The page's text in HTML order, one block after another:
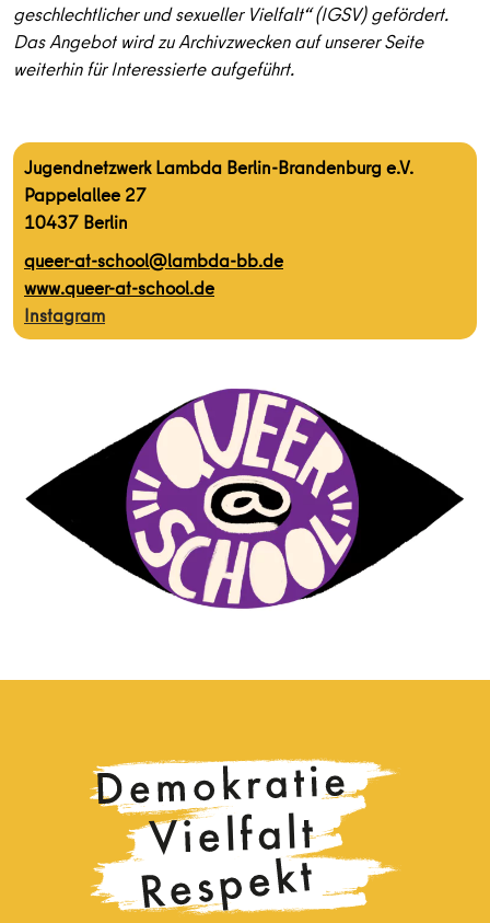
geschlechtlicher und sexueller Vielfalt“ (IGSV) gefördert.
Das Angebot wird zu Archivzwecken auf unserer Seite
weiterhin für Interessierte aufgeführt.
Jugendnetzwerk Lambda Berlin-Brandenburg e.V.
Pappelallee 27
10437 Berlin
queer-at-school@lambda-bb.de
www.queer-at-school.de
Instagram